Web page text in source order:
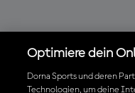
Optimiere dein
Dorna Sports und deren
Technologien, um deine